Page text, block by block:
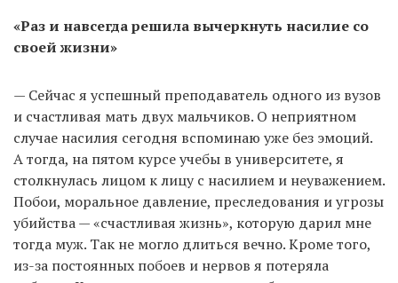
«Раз и навсегда решила вычеркнуть насилие со
своей жизни»
— Сейчас я успешный преподаватель одного из вузов
и счастливая мать двух мальчиков. О неприятном
случае насилия сегодня вспоминаю уже без эмоций.
А тогда, на пятом курсе учебы в университете, я
столкнулась лицом к лицу с насилием и неуважением.
Побои, моральное давление, преследования и угрозы
убийства — «счастливая жизнь», которую дарил мне
тогда муж. Так не могло длиться вечно. Кроме того,
из-за постоянных побоев и нервов я потеряла